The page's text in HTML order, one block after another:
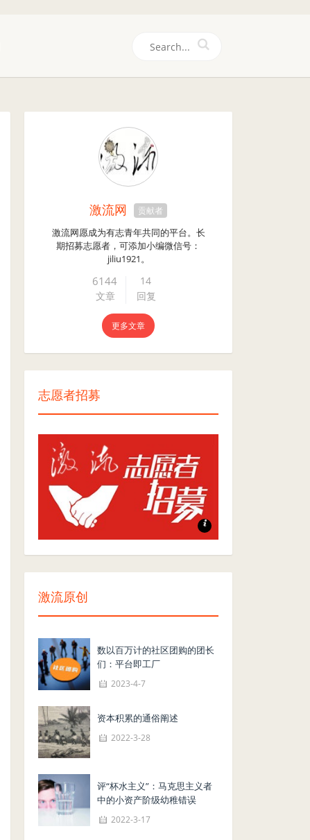
激流网 贡献者
激流网愿成为有志青年共同的平台。长
期招募志愿者，可添加小编微信号：
jiliu1921。
6144
文章
14
回复
更多文章
志愿者招募
志愿者招募
激流原创
数以百万计的社区团购的团长
们：平台即工厂
2023-4-7
资本积累的通俗阐述
2022-3-28
评“杯水主义”：马克思主义者
中的小资产阶级幼稚错误
2022-3-17